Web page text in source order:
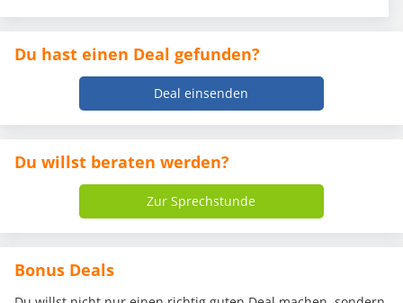
Du hast einen Deal gefunden?
Deal einsenden
Du willst beraten werden?
Zur Sprechstunde
Bonus Deals